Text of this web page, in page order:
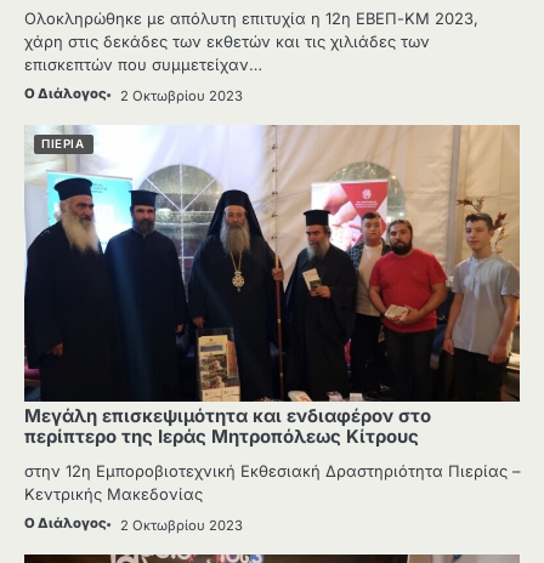
Ολοκληρώθηκε με απόλυτη επιτυχία η 12η ΕΒΕΠ-ΚΜ 2023,
χάρη στις δεκάδες των εκθετών και τις χιλιάδες των
επισκεπτών που συμμετείχαν…
Ο Διάλογος 2 Οκτωβρίου 2023
ΠΙΕΡΙΑ
Μεγάλη επισκεψιμότητα και ενδιαφέρον στο
περίπτερο της Ιεράς Μητροπόλεως Κίτρους
στην 12η Εμποροβιοτεχνική Εκθεσιακή Δραστηριότητα Πιερίας –
Κεντρικής Μακεδονίας
Ο Διάλογος 2 Οκτωβρίου 2023